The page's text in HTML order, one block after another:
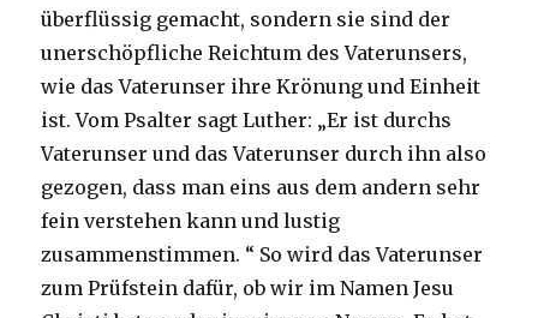
überflüssig gemacht, sondern sie sind der
unerschöpfliche Reichtum des Vaterunsers,
wie das Vaterunser ihre Krönung und Einheit
ist. Vom Psalter sagt Luther: „Er ist durchs
Vaterunser und das Vaterunser durch ihn also
gezogen, dass man eins aus dem andern sehr
fein verstehen kann und lustig
zusammenstimmen. “ So wird das Vaterunser
zum Prüfstein dafür, ob wir im Namen Jesu